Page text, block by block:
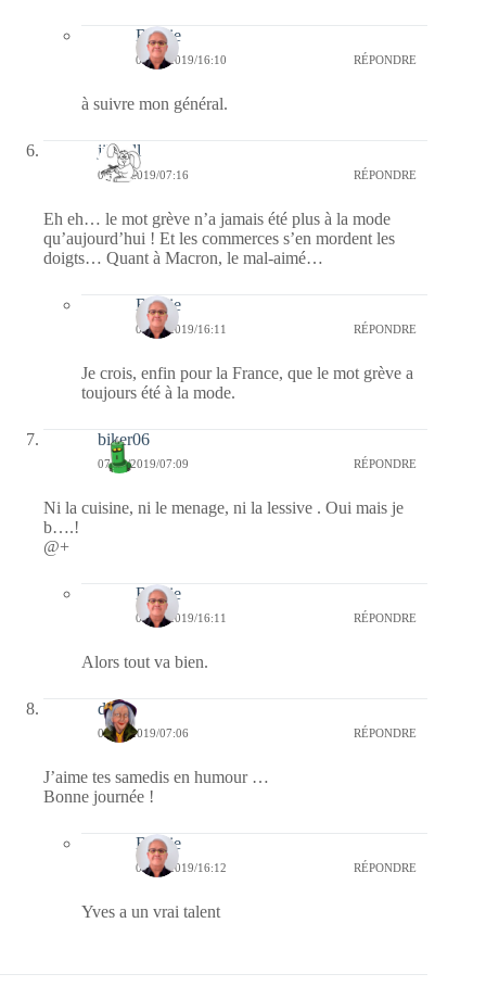
Bernie
08/12/2019/16:10 RÉPONDRE
à suivre mon général.
jill bill
07/12/2019/07:16 RÉPONDRE
Eh eh… le mot grève n’a jamais été plus à la mode
qu’aujourd’hui ! Et les commerces s’en mordent les
doigts… Quant à Macron, le mal-aimé…
Bernie
08/12/2019/16:11 RÉPONDRE
Je crois, enfin pour la France, que le mot grève a
toujours été à la mode.
biker06
07/12/2019/07:09 RÉPONDRE
Ni la cuisine, ni le menage, ni la lessive . Oui mais je
b….!
@+
Bernie
08/12/2019/16:11 RÉPONDRE
Alors tout va bien.
dom
07/12/2019/07:06 RÉPONDRE
J’aime tes samedis en humour …
Bonne journée !
Bernie
08/12/2019/16:12 RÉPONDRE
Yves a un vrai talent